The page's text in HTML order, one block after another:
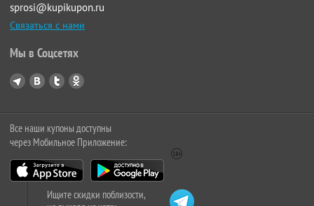
sprosi@kupikupon.ru
Связаться с нами
Мы в Соцсетях
Все наши купоны доступны
через Мобильное Приложение:
Ищите скидки поблизости,